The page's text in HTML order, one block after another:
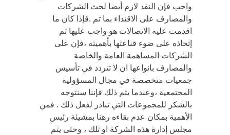
واجب فإن النقد لازم أيضا لحث الشركات
والمصارف على الاقتداء بما تم .فإذا كان ما
اقدمت عليه الاتصالات هو واجب عليها تم
إتخاذه على ضوء قناعتها بأهميته ،فإن على
الشركات المساهمة العامة والخاصة
والمصارف بانواعها ان لا تتردد في تأسيس
جمعيات متخصصة في مجال المسؤولية
المجتمعية ،وعندما يتم ذلك فإننا سنتوجه
بالشكر للمجموعات التي تبادر لفعل ذلك . فمن
الأهمية بمكان عدم بقاءه رهنا بمشيئة رئيس
مجلس إدارة هذه الشركة او تلك ، وحتى يتم